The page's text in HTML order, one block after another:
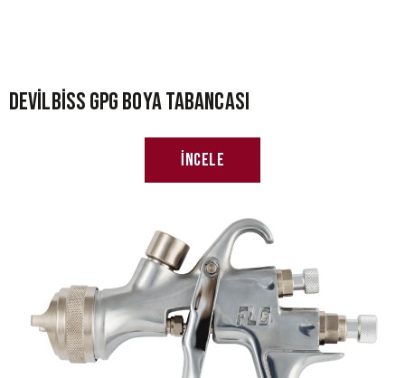
Devilbiss GPG Boya Tabancası
İncele